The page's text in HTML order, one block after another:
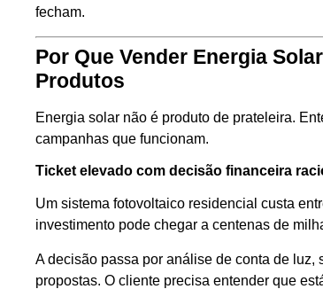
fecham.
Por Que Vender Energia
Produtos
Energia solar não é produto de prateleira.
campanhas que funcionam.
Ticket elevado com decisão financeira
Um sistema fotovoltaico residencial custa
investimento pode chegar a centenas de
A decisão passa por análise de conta de
propostas. O cliente precisa entender que